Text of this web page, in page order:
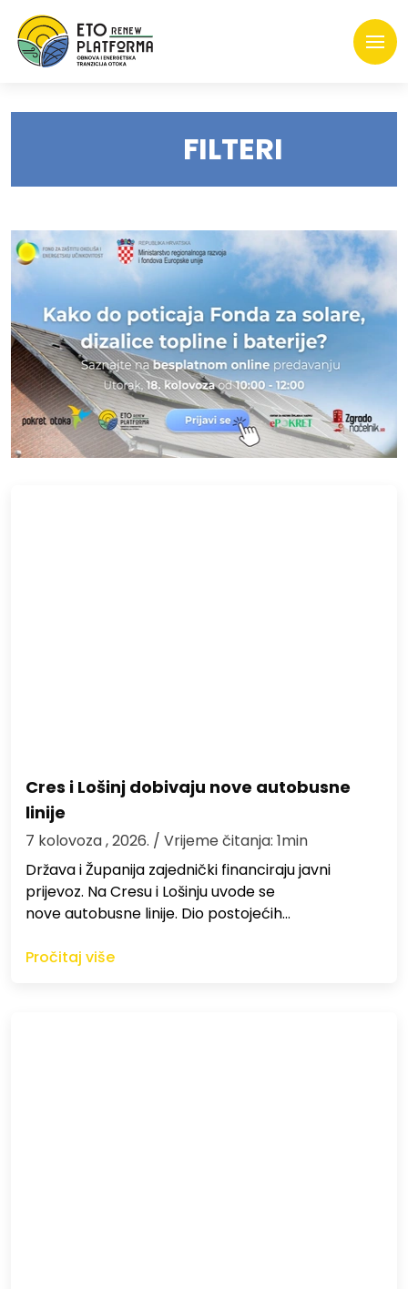
FILTERI
Cres i Lošinj dobivaju nove autobusne
linije
7 kolovoza , 2026. / Vrijeme čitanja: 1min
Država i Županija zajednički financiraju javni
prijevoz. Na Cresu i Lošinju uvode se
nove autobusne linije. Dio postojećih…
Pročitaj više